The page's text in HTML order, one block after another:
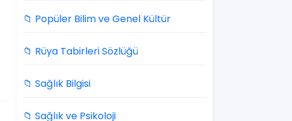
📁 Popüler Bilim ve Genel Kültür
📁 Rüya Tabirleri Sözlüğü
📁 Sağlık Bilgisi
📁 Sağlık ve Psikoloji